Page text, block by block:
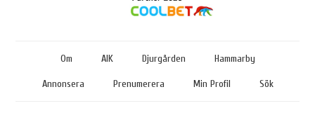
Om AIK Djurgården Hammarby
Annonsera Prenumerera Min Profil Sök